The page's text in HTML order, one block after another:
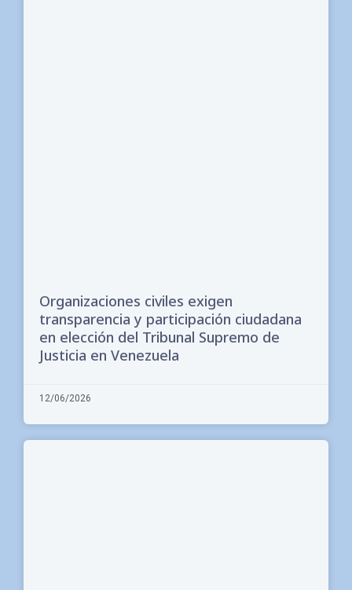
Organizaciones civiles exigen
transparencia y participación ciudadana
en elección del Tribunal Supremo de
Justicia en Venezuela
12/06/2026